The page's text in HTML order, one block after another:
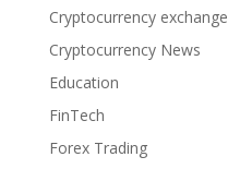
Cryptocurrency exchange
Cryptocurrency News
Education
FinTech
Forex Trading